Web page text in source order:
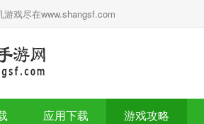
戏尽在www.shangsf.com
应用下载 游戏攻略